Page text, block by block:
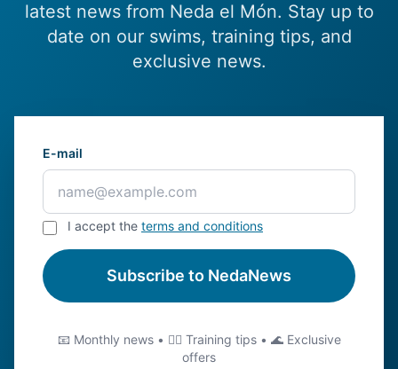
latest news from Neda el Món. Stay up to
date on our swims, training tips, and
exclusive news.
E-mail
I accept the terms and conditions
Subscribe to NedaNews
📧 Monthly news • 🏊‍♂️ Training tips • 🌊 Exclusive
offers